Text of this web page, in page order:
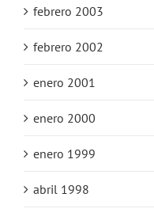
febrero 2003
febrero 2002
enero 2001
enero 2000
enero 1999
abril 1998